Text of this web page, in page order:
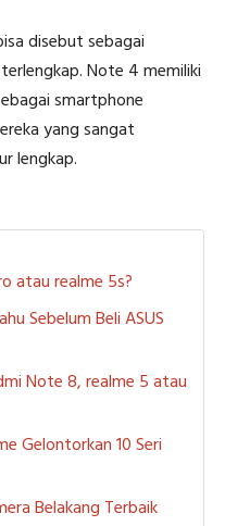
disebut sebagai
Note 4 memiliki
smartphone
yang sangat
lengkap.
atau realme 5s?
Sebelum Beli ASUS
Note 8, realme 5 atau
Gelontorkan 10 Seri
Belakang Terbaik